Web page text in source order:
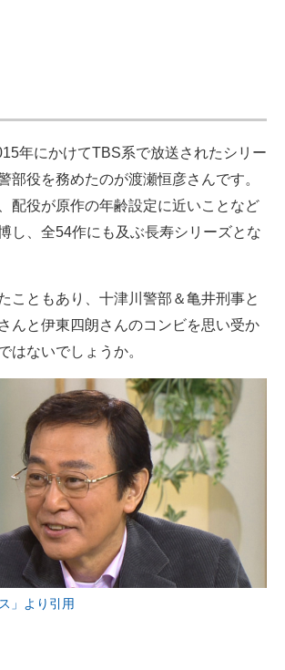
年にかけてTBS系で放送されたシリー
部役を務めたのが渡瀬恒彦さんです。
配役が原作の年齢設定に近いことなど
し、全54作にも及ぶ長寿シリーズとな
こともあり、十津川警部＆亀井刑事と
んと伊東四朗さんのコンビを思い受か
はないでしょうか。
」より引用